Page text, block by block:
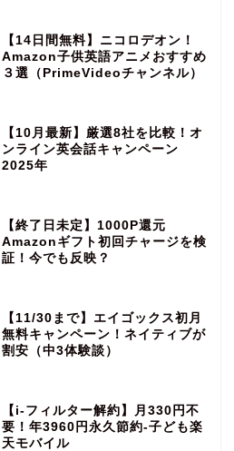
【14日間無料】ニコロデオン！
Amazon子供英語アニメおすすめ
３選（PrimeVideoチャンネル）
【10月最新】厳選8社を比較！オ
ンライン英会話キャンペーン
2025年
【終了日未定】1000P還元
Amazonギフト初回チャージを検
証！今でも反映？
【11/30まで】エイゴックス初月
無料キャンペーン！ネイティブが
割安（中3体験談）
【i-フィルター解約】月330円不
要！年3960円永久節約‐子ども楽
天モバイル